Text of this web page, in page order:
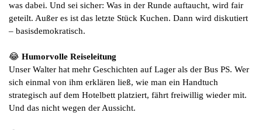
was dabei. Und sei sicher: Was in der Runde auftaucht, wird fair
geteilt. Außer es ist das letzte Stück Kuchen. Dann wird diskutiert
– basisdemokratisch.
😂 Humorvolle Reiseleitung
Unser Walter hat mehr Geschichten auf Lager als der Bus PS. Wer
sich einmal von ihm erklären ließ, wie man ein Handtuch
strategisch auf dem Hotelbett platziert, fährt freiwillig wieder mit.
Und das nicht wegen der Aussicht.